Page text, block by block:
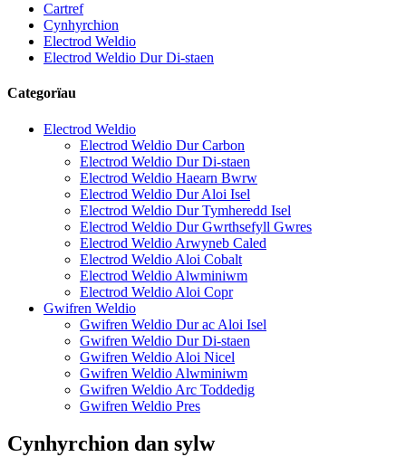
Cartref
Cynhyrchion
Electrod Weldio
Electrod Weldio Dur Di-staen
Categorïau
Electrod Weldio
Electrod Weldio Dur Carbon
Electrod Weldio Dur Di-staen
Electrod Weldio Haearn Bwrw
Electrod Weldio Dur Aloi Isel
Electrod Weldio Dur Tymheredd Isel
Electrod Weldio Dur Gwrthsefyll Gwres
Electrod Weldio Arwyneb Caled
Electrod Weldio Aloi Cobalt
Electrod Weldio Alwminiwm
Electrod Weldio Aloi Copr
Gwifren Weldio
Gwifren Weldio Dur ac Aloi Isel
Gwifren Weldio Dur Di-staen
Gwifren Weldio Aloi Nicel
Gwifren Weldio Alwminiwm
Gwifren Weldio Arc Toddedig
Gwifren Weldio Pres
Cynhyrchion dan sylw